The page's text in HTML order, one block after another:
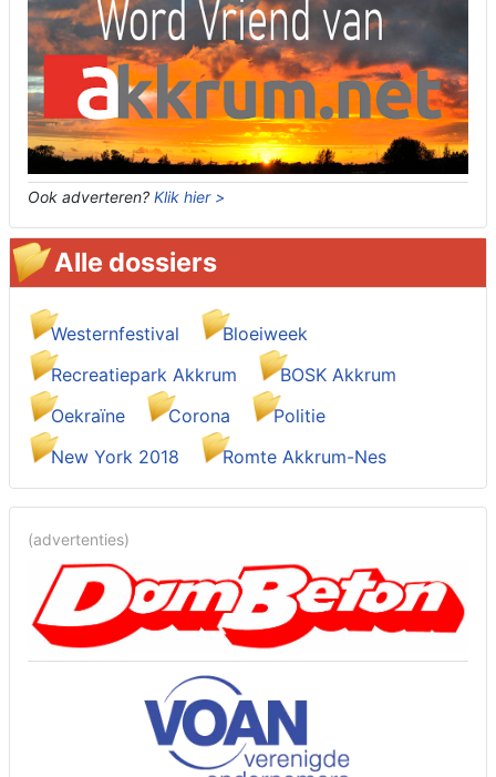
Ook adverteren? Klik hier >
Alle dossiers
Westernfestival
Bloeiweek
Recreatiepark Akkrum
BOSK Akkrum
Oekraïne
Corona
Politie
New York 2018
Romte Akkrum-Nes
(advertenties)